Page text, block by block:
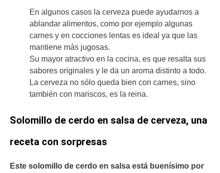
En algunos casos la cerveza puede ayudarnos a
ablandar alimentos, como por ejemplo algunas
carnes y en cocciones lentas es ideal ya que las
mantiene más jugosas.
Su mayor atractivo en la cocina, es que resalta sus
sabores originales y le da un aroma distinto a todo.
La cerveza no sólo queda bien con carnes, sino
también con mariscos, es la reina.
Solomillo de cerdo en salsa de cerveza, una
receta con sorpresas
Este solomillo de cerdo en salsa está buenísimo por